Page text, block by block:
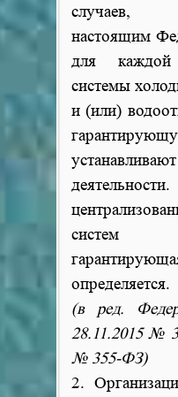
случаев,
настоящим
для каждой
системы
и (или)
систем
определяется.
(в ред.
28.11.2015 №
№ 355-ФЗ)
2.